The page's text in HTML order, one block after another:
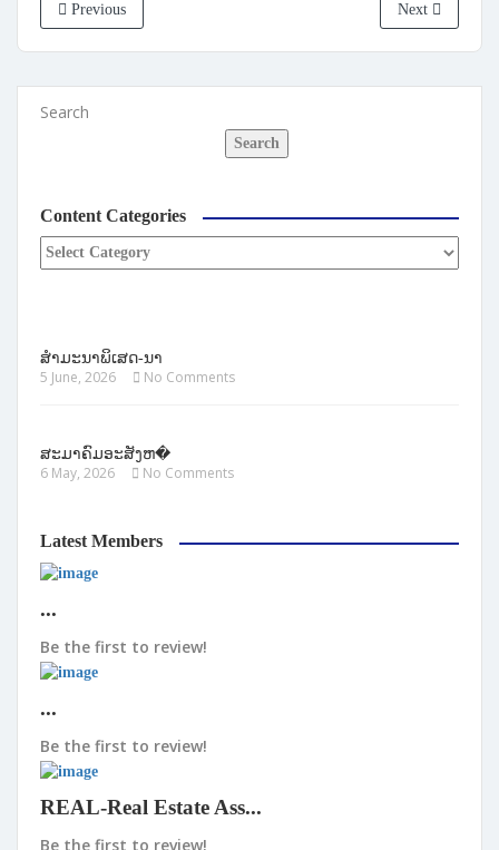
Previous Next
Search
Search
Content Categories
ສຳມະນາພິເສດ-ນາ
5 June, 2026 No Comments
ສະມາຄົມອະສັງຫ�
6 May, 2026 No Comments
Latest Members
...
Be the first to review!
...
Be the first to review!
REAL-Real Estate Ass...
Be the first to review!